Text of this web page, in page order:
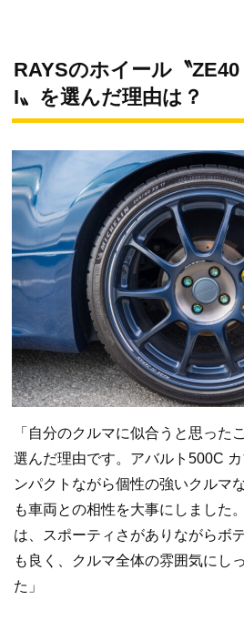
RAYSのホイール〝ZE40
I〟を選んだ理由は？
「自分のクルマに似合うと思った
選んだ理由です。アバルト500C
ンパクトながら個性の強いクルマ
も車両との相性を大事にしました
は、スポーティさがありながらボ
も良く、クルマ全体の雰囲気にし
た」